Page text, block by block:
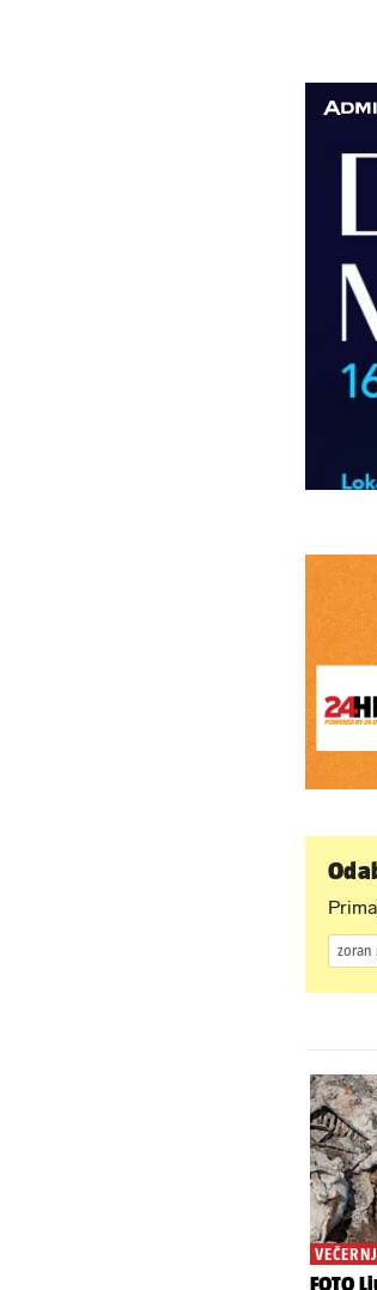
zoran